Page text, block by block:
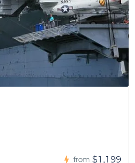
from $1,199